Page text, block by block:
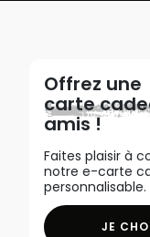
Offrez une
carte
amis !
Faites plaisir à
notre e-carte
personnalisable.
JE